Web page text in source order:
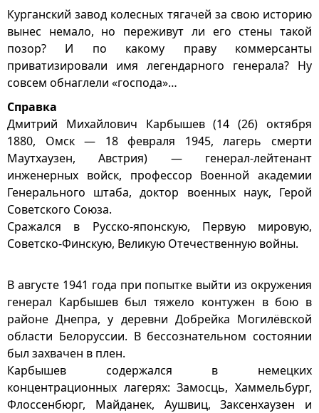
Курганский завод колесных тягачей за свою историю
вынес немало, но переживут ли его стены такой
позор? И по какому праву коммерсанты
приватизировали имя легендарного генерала? Ну
совсем обнаглели «господа»…
Справка
Дмитрий Михайлович Карбышев (14 (26) октября
1880, Омск — 18 февраля 1945, лагерь смерти
Маутхаузен, Австрия) — генерал-лейтенант
инженерных войск, профессор Военной академии
Генерального штаба, доктор военных наук, Герой
Советского Союза.
Сражался в Русско-японскую, Первую мировую,
Советско-Финскую, Великую Отечественную войны.
В августе 1941 года при попытке выйти из окружения
генерал Карбышев был тяжело контужен в бою в
районе Днепра, у деревни Добрейка Могилёвской
области Белоруссии. В бессознательном состоянии
был захвачен в плен.
Карбышев содержался в немецких
концентрационных лагерях: Замосць, Хаммельбург,
Флоссенбюрг, Майданек, Аушвиц, Заксенхаузен и